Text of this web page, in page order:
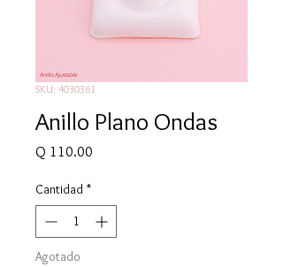
SKU: 4030361
Anillo Plano Ondas
Q 110.00
Cantidad *
Agotado